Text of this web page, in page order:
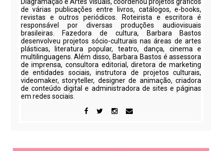
de várias publicações entre livros, catálogos, e-books,
revistas e outros periódicos. Roteirista e escritora é
responsável por diversas produções audiovisuais
brasileiras. Fazedora de cultura, Barbara Bastos
desenvolveu projetos sócio-culturais nas áreas de artes
plásticas, literatura popular, teatro, dança, cinema e
multilinguagens. Além disso, Barbara Bastos é assessora
de imprensa, consultora editorial, diretora de marketing
de entidades sociais, instrutora de projetos culturais,
videomaker, storyteller, designer de animação, criadora
de conteúdo digital e administradora de sites e páginas
em redes sociais.